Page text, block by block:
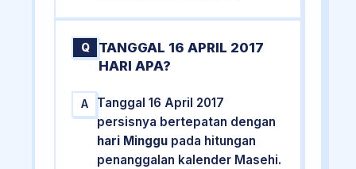
Q
TANGGAL 16 APRIL 2017
HARI APA?
A
Tanggal 16 April 2017
persisnya bertepatan dengan
hari Minggu pada hitungan
penanggalan kalender Masehi.